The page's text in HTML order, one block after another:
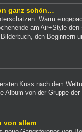
ganz schön…
Warm
am Air+Style den
den Beginnern
Kuss nach dem
Album von der Gruppe
von allem